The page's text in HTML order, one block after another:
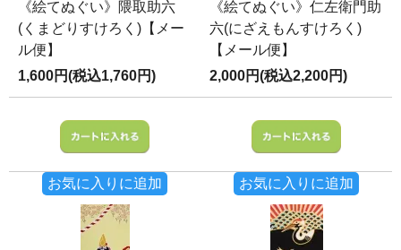
《絵てぬぐい》隈取助六
(くまどりすけろく)【メー
ル便】
1,600円(税込1,760円)
お気に入りに追加
《絵てぬぐい》仁左衛門助
六(にざえもんすけろく)
【メール便】
2,000円(税込2,200円)
お気に入りに追加